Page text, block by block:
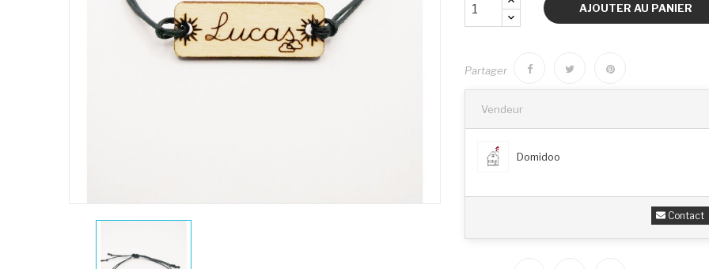
AJOUTER AU PANIER
Partager
Vendeur
Domidoo
Contact